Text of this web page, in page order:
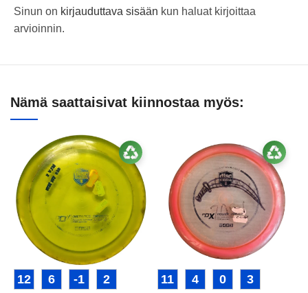
Sinun on kirjauduttava sisään kun haluat kirjoittaa
arvioinnin.
Nämä saattaisivat kiinnostaa myös:
12 6 -1 2 11 4 0 3